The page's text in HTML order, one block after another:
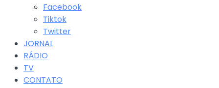
Facebook
Tiktok
Twitter
JORNAL
RÁDIO
TV
CONTATO